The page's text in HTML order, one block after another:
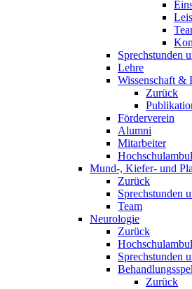
Sprechstunden
Lehre
Wissenschaft &
Zurück
Förderverein
Alumni
Mitarbeiter
Mund-, Kiefer- und
Zurück
Sprechstunden
Team
Neurologie
Zurück
Sprechstunden
Zurück